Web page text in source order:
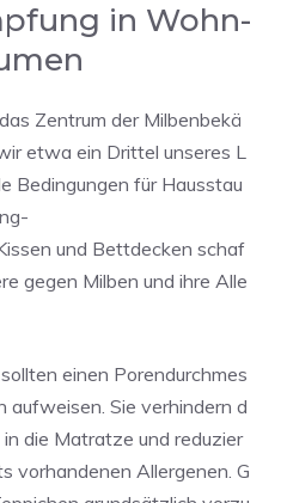
in Wohn-
Zentrum der Milbenbekä
etwa ein Drittel unseres L
Bedingungen für Hausstau
und Bettdecken schaf
gegen Milben und ihre Alle
einen Porendurchmes
aufweisen. Sie verhindern d
die Matratze und reduzier
vorhandenen Allergenen. G